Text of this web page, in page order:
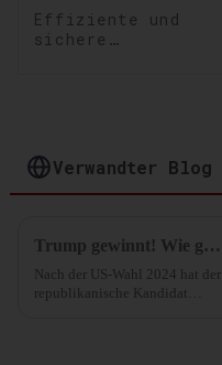
Effiziente und
sichere
Verwandter Blog
Trump gewinnt! Wie geht es weiter mit der Schifffahrtsbranche? Neueste Analyse
Nach der US-Wahl 2024 hat der
republikanische Kandidat